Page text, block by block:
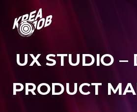
content
UX STUDIO –
PRODUCT